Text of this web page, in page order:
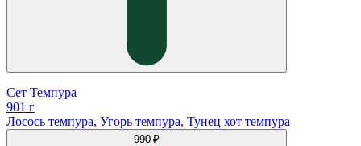
Сет Темпура
901 г
Лосось темпура, Угорь темпура, Тунец хот темпура
990 ₽